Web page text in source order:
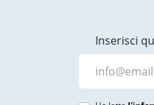
Inserisci